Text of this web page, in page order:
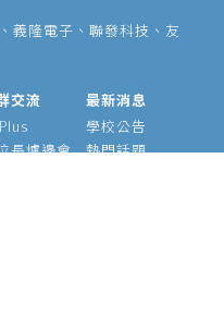
義隆電子、聯發科技、友
交流
長爐邊會
最新消息
學校公告
熱門話題